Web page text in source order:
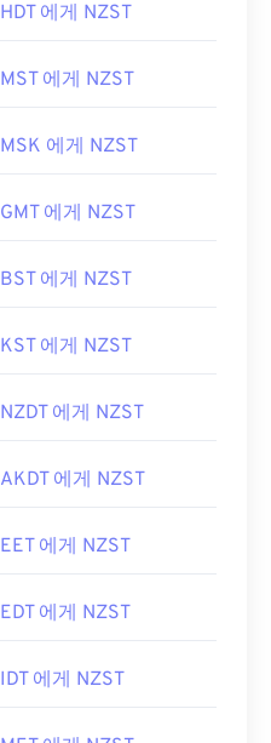
HDT 에게 NZST
MST 에게 NZST
MSK 에게 NZST
GMT 에게 NZST
BST 에게 NZST
KST 에게 NZST
NZDT 에게 NZST
AKDT 에게 NZST
EET 에게 NZST
EDT 에게 NZST
IDT 에게 NZST